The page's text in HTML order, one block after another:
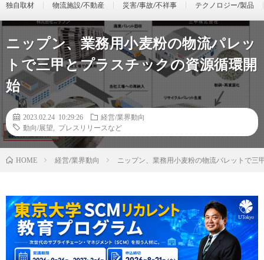
独自取材 物流施設/不動産 災害/事故/不祥事 テクノロジー/製品
ニップン、業務用小麦粉の物流パレッ
トで三甲とプラスチックの資源循環開
始
2023.02.24 10:29:26
経営/業界動向
動向/展望
プレスリリースなど
HOME 経営/業界動向 ニップン、業務用小麦粉の物流パレットで三